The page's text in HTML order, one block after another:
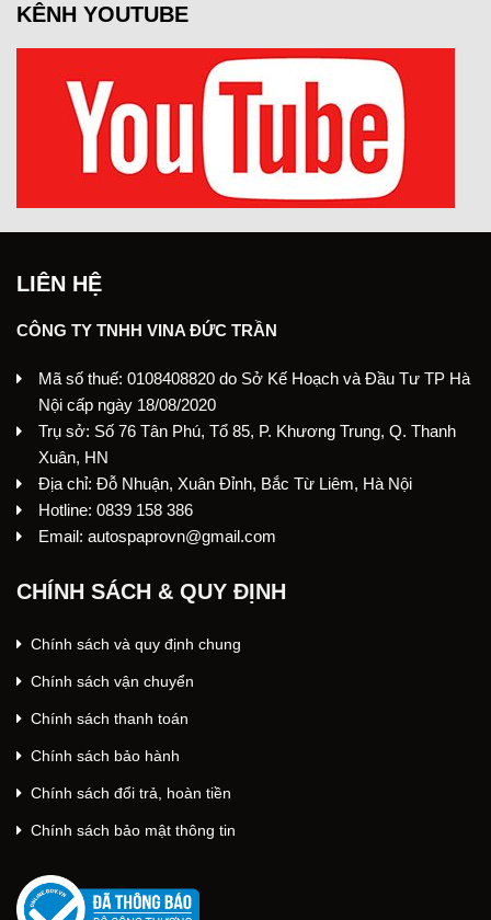
KÊNH YOUTUBE
LIÊN HỆ
CÔNG TY TNHH VINA ĐỨC TRẦN
Mã số thuế: 0108408820 do Sở Kế Hoạch và Đầu Tư TP Hà
Nội cấp ngày 18/08/2020
Trụ sở: Số 76 Tân Phú, Tổ 85, P. Khương Trung, Q. Thanh
Xuân, HN
Địa chỉ: Đỗ Nhuận, Xuân Đỉnh, Bắc Từ Liêm, Hà Nội
Hotline: 0839 158 386
Email: autospaprovn@gmail.com
CHÍNH SÁCH & QUY ĐỊNH
Chính sách và quy định chung
Chính sách vận chuyển
Chính sách thanh toán
Chính sách bảo hành
Chính sách đổi trả, hoàn tiền
Chính sách bảo mật thông tin